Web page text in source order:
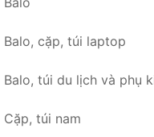
Balo, cặp, túi laptop
Balo, túi du lịch và phụ
Cặp, túi nam